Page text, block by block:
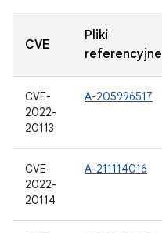
CVE
Pliki
referencyjne
CVE-
2022-
20113
A-205996517
CVE-
2022-
20114
A-211114016